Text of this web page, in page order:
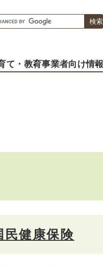
て ・教育事業者向け情報
民健康保険